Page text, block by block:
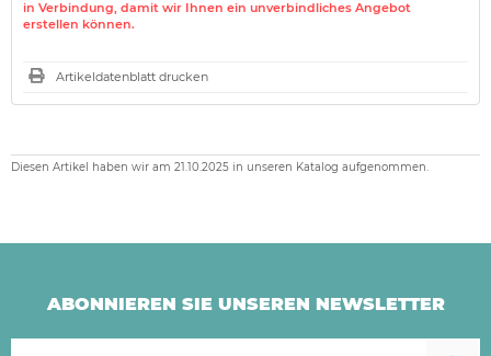
in Verbindung, damit wir Ihnen ein unverbindliches Angebot
erstellen können.
Artikeldatenblatt drucken
Diesen Artikel haben wir am 21.10.2025 in unseren Katalog aufgenommen.
ABONNIEREN SIE UNSEREN NEWSLETTER